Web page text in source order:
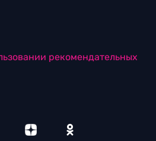
рекомендательных